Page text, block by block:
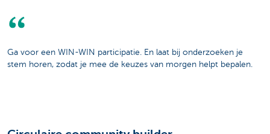
Ga voor een WIN-WIN participatie. En laat bij onderzoeken je
stem horen, zodat je mee de keuzes van morgen helpt bepalen.